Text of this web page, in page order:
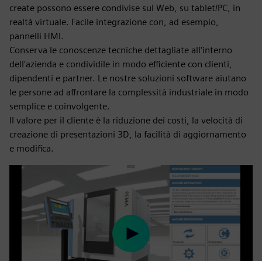
create possono essere condivise sul Web, su tablet/PC, in
realtà virtuale. Facile integrazione con, ad esempio,
pannelli HMI.
Conserva le conoscenze tecniche dettagliate all'interno
dell'azienda e condividile in modo efficiente con clienti,
dipendenti e partner. Le nostre soluzioni software aiutano
le persone ad affrontare la complessità industriale in modo
semplice e coinvolgente.
Il valore per il cliente è la riduzione dei costi, la velocità di
creazione di presentazioni 3D, la facilità di aggiornamento
e modifica.
Play